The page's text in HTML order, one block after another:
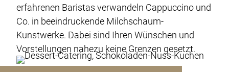
erfahrenen Baristas verwandeln Cappuccino und
Co. in beeindruckende Milchschaum-
Kunstwerke. Dabei sind Ihren Wünschen und
Vorstellungen nahezu keine Grenzen gesetzt.